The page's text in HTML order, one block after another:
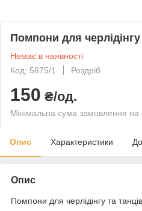
Помпони для черлідінгу
Немає в наявності
Код: 5875/1
Роздріб
150 ₴/од.
Мінімальна сума замовлення
Опис Характеристики
Опис
Помпони для черлідінгу та танців